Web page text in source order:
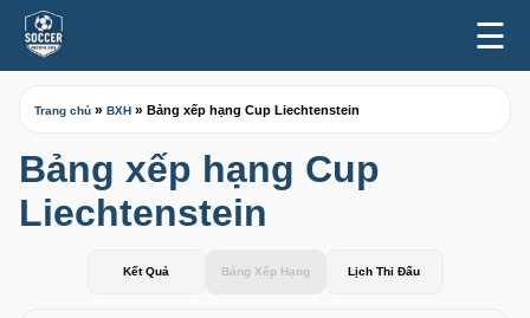
☰
Trang chủ » BXH » Bảng xếp hạng Cup Liechtenstein
Bảng xếp hạng Cup
Liechtenstein
Kết Quả Bảng Xếp Hạng Lịch Thi Đấu